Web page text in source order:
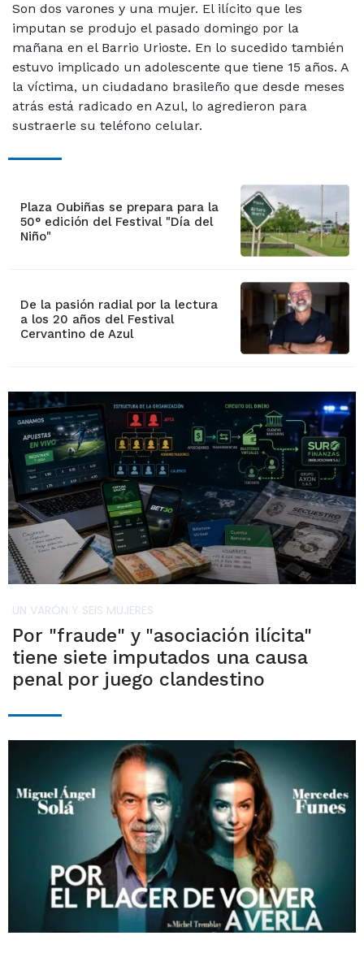
Son dos varones y una mujer. El ilícito que les
imputan se produjo el pasado domingo por la
mañana en el Barrio Urioste. En lo sucedido también
estuvo implicado un adolescente que tiene 15 años. A
la víctima, un ciudadano brasileño que desde meses
atrás está radicado en Azul, lo agredieron para
sustraerle su teléfono celular.
Plaza Oubiñas se prepara para la
50° edición del Festival "Día del
Niño"
De la pasión radial por la lectura
a los 20 años del Festival
Cervantino de Azul
UN VARÓN Y SEIS MUJERES
Por "fraude" y "asociación ilícita"
tiene siete imputados una causa
penal por juego clandestino